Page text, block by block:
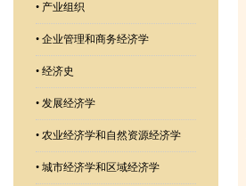
• 产业组织
• 企业管理和商务经济学
• 经济史
• 发展经济学
• 农业经济学和自然资源经济学
• 城市经济学和区域经济学